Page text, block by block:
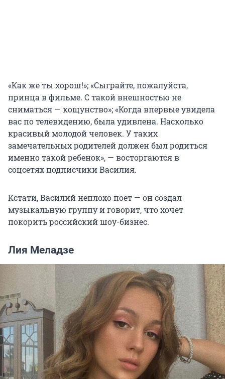
«Как же ты хорош!»; «Сыграйте, пожалуйста,
принца в фильме. С такой внешностью не
сниматься — кощунство»; «Когда впервые увидела
вас по телевидению, была удивлена. Насколько
красивый молодой человек. У таких
замечательных родителей должен был родиться
именно такой ребенок», — восторгаются в
соцсетях подписчики Василия.
Кстати, Василий неплохо поет — он создал
музыкальную группу и говорит, что хочет
покорить российский шоу-бизнес.
Лия Меладзе